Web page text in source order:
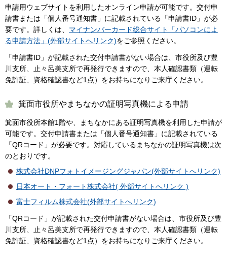
申請用ウェブサイトを利用したオンライン申請が可能です。交付申
請書または「個人番号通知書」に記載されている「申請書ID」が必
要です。詳しくは、 マイナンバーカード総合サイト「パソコンによ
る申請方法」(外部サイトへリンク)をご参照ください。
「申請書ID」が記載された交付申請書がない場合は、市役所及び豊
川支所、止々呂美支所で再発行できますので、本人確認書類（運転
免許証、資格確認書など1点）をお持ちになりご来庁ください。
箕面市役所やまちなかの証明写真機による申請
箕面市役所本館1階や、まちなかにある証明写真機を利用した申請が
可能です。交付申請書または「個人番号通知書」に記載されている
「QRコード」が必要です。対応しているまちなかの証明写真機は次
のとおりです。
株式会社DNPフォトイメージングジャパン(外部サイトへリンク)
日本オート・フォート株式会社( 外部サイトへリンク )
富士フィルム株式会社(外部サイトへリンク)
「QRコード」が記載された交付申請書がない場合は、市役所及び豊
川支所、止々呂美支所で再発行できますので、本人確認書類（運転
免許証、資格確認書など1点）をお持ちになりご来庁ください。